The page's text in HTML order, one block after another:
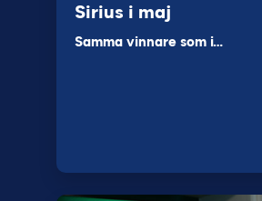
Sirius i maj
Samma vinnare som i…